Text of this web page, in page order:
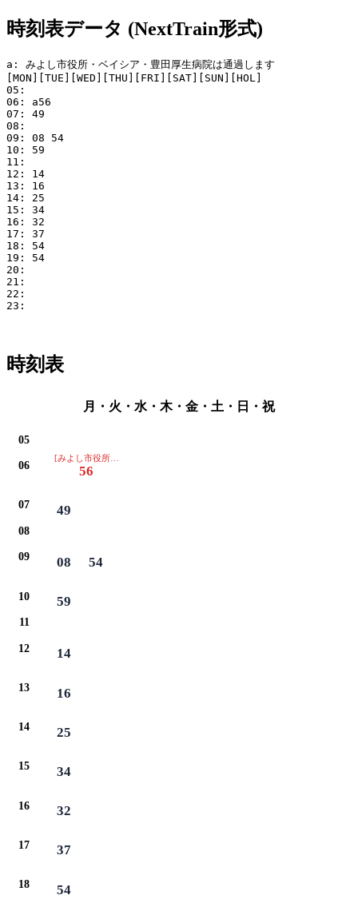
時刻表データ (NextTrain形式)
a: みよし市役所・ベイシア・豊田厚生病院は通過します
[MON][TUE][WED][THU][FRI][SAT][SUN][HOL]
05:
06: a56
07: 49
08:
09: 08 54
10: 59
11:
12: 14
13: 16
14: 25
15: 34
16: 32
17: 37
18: 54
19: 54
20:
21:
22:
23:
時刻表
月・火・水・木・金・土・日・祝
05
06
[みよし市役所・ベイシア・豊田厚生病院は通過します]
56
07 49
08
09 08 54
10 59
11
12 14
13 16
14 25
15 34
16 32
17 37
18 54